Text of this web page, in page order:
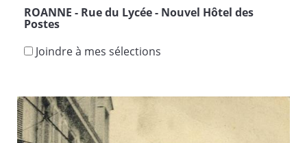
ROANNE - Rue du Lycée - Nouvel Hôtel des
Postes
Joindre à mes sélections